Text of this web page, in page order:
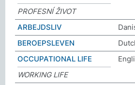
PROFESNÍ ŽIVOT
ARBEJDSLIV
BEROEPSLEVEN
OCCUPATIONAL LIFE
WORKING LIFE